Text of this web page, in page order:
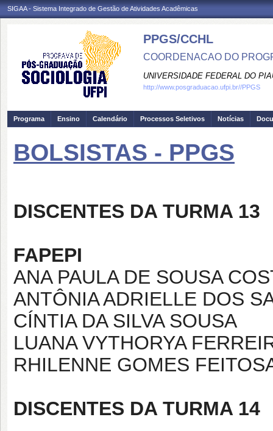
SIGAA - Sistema Integrado de Gestão de Atividades Acadêmicas
PPGS/CCHL
COORDENACAO DO
UNIVERSIDADE FEDERAL DO
http://www.posgraduacao.ufpi.br//PPGS
Programa Ensino Calendário Processos Seletivos Notícias
BOLSISTAS - PPGS
DISCENTES DA TURMA 13
FAPEPI
ANA PAULA DE SOUSA
ANTÔNIA ADRIELLE DOS
CÍNTIA DA SILVA SOUSA
LUANA VYTHORYA
RHILENNE GOMES
DISCENTES DA TURMA 14